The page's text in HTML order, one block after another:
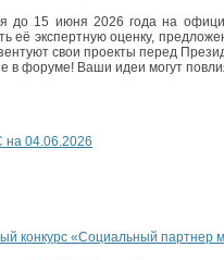
до 15 июня 2026 года на
её экспертную оценку,
свои проекты перед
в форуме! Ваши идеи могут
на 04.06.2026
конкурс «Социальный партнер